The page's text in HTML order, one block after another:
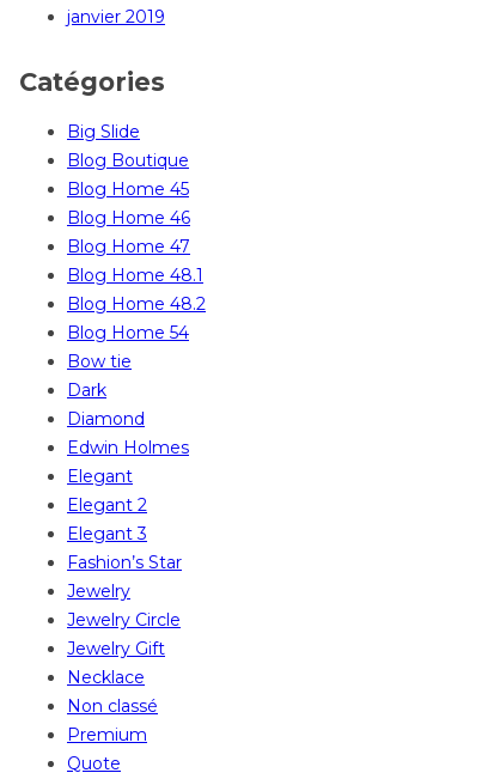
janvier 2019
Catégories
Big Slide
Blog Boutique
Blog Home 45
Blog Home 46
Blog Home 47
Blog Home 48.1
Blog Home 48.2
Blog Home 54
Bow tie
Dark
Diamond
Edwin Holmes
Elegant
Elegant 2
Elegant 3
Fashion’s Star
Jewelry
Jewelry Circle
Jewelry Gift
Necklace
Non classé
Premium
Quote